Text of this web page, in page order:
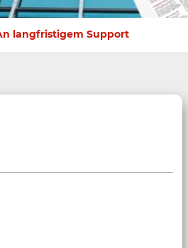
langfristigem Support